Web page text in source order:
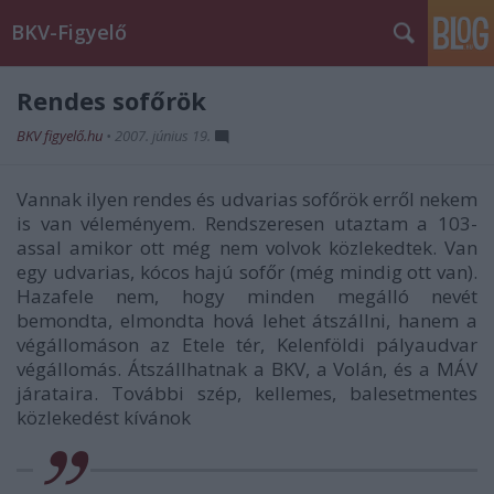
BKV-Figyelő
Rendes sofőrök
BKV figyelő.hu • 2007. június 19.
Vannak ilyen rendes és udvarias sofőrök erről nekem
is van véleményem. Rendszeresen utaztam a 103-
assal amikor ott még nem volvok közlekedtek. Van
egy udvarias, kócos hajú sofőr (még mindig ott van).
Hazafele nem, hogy minden megálló nevét
bemondta, elmondta hová lehet átszállni, hanem a
végállomáson az Etele tér, Kelenföldi pályaudvar
végállomás. Átszállhatnak a BKV, a Volán, és a MÁV
járataira. További szép, kellemes, balesetmentes
közlekedést kívánok